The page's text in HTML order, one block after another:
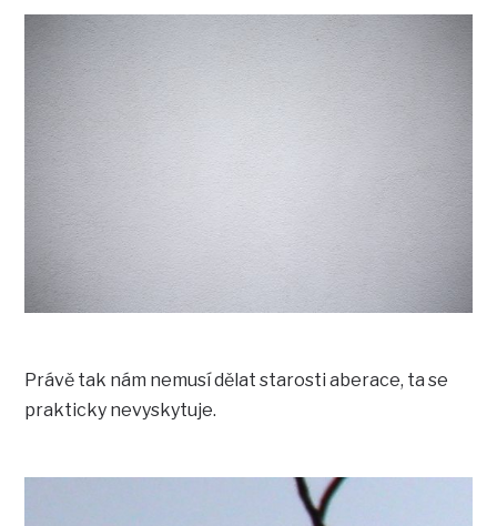
Právě tak nám nemusí dělat starosti aberace, ta se
prakticky nevyskytuje.